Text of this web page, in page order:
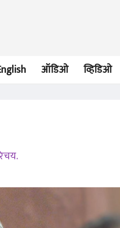
ऑडिओ व्हिडिओ
यशस्वी जीवनासाठी
04 Sep 2023
बंदसम्राटाची सुसाट गोष्ट...